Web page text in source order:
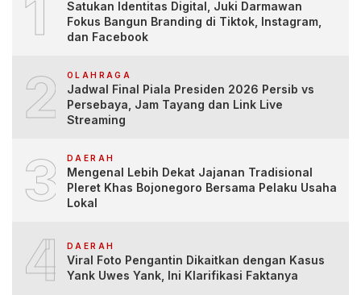
1
Satukan Identitas Digital, Juki Darmawan
Fokus Bangun Branding di Tiktok, Instagram,
dan Facebook
2 OLAHRAGA
Jadwal Final Piala Presiden 2026 Persib vs
Persebaya, Jam Tayang dan Link Live
Streaming
3 DAERAH
Mengenal Lebih Dekat Jajanan Tradisional
Pleret Khas Bojonegoro Bersama Pelaku Usaha
Lokal
4 DAERAH
Viral Foto Pengantin Dikaitkan dengan Kasus
Yank Uwes Yank, Ini Klarifikasi Faktanya